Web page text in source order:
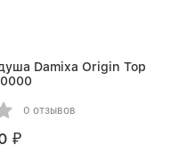
Damixa Origin Top
0 отзывов
₽